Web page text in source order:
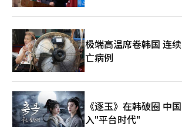
极端高温席卷韩国 连
亡病例
《逐玉》在韩破圈 中
入"平台时代"